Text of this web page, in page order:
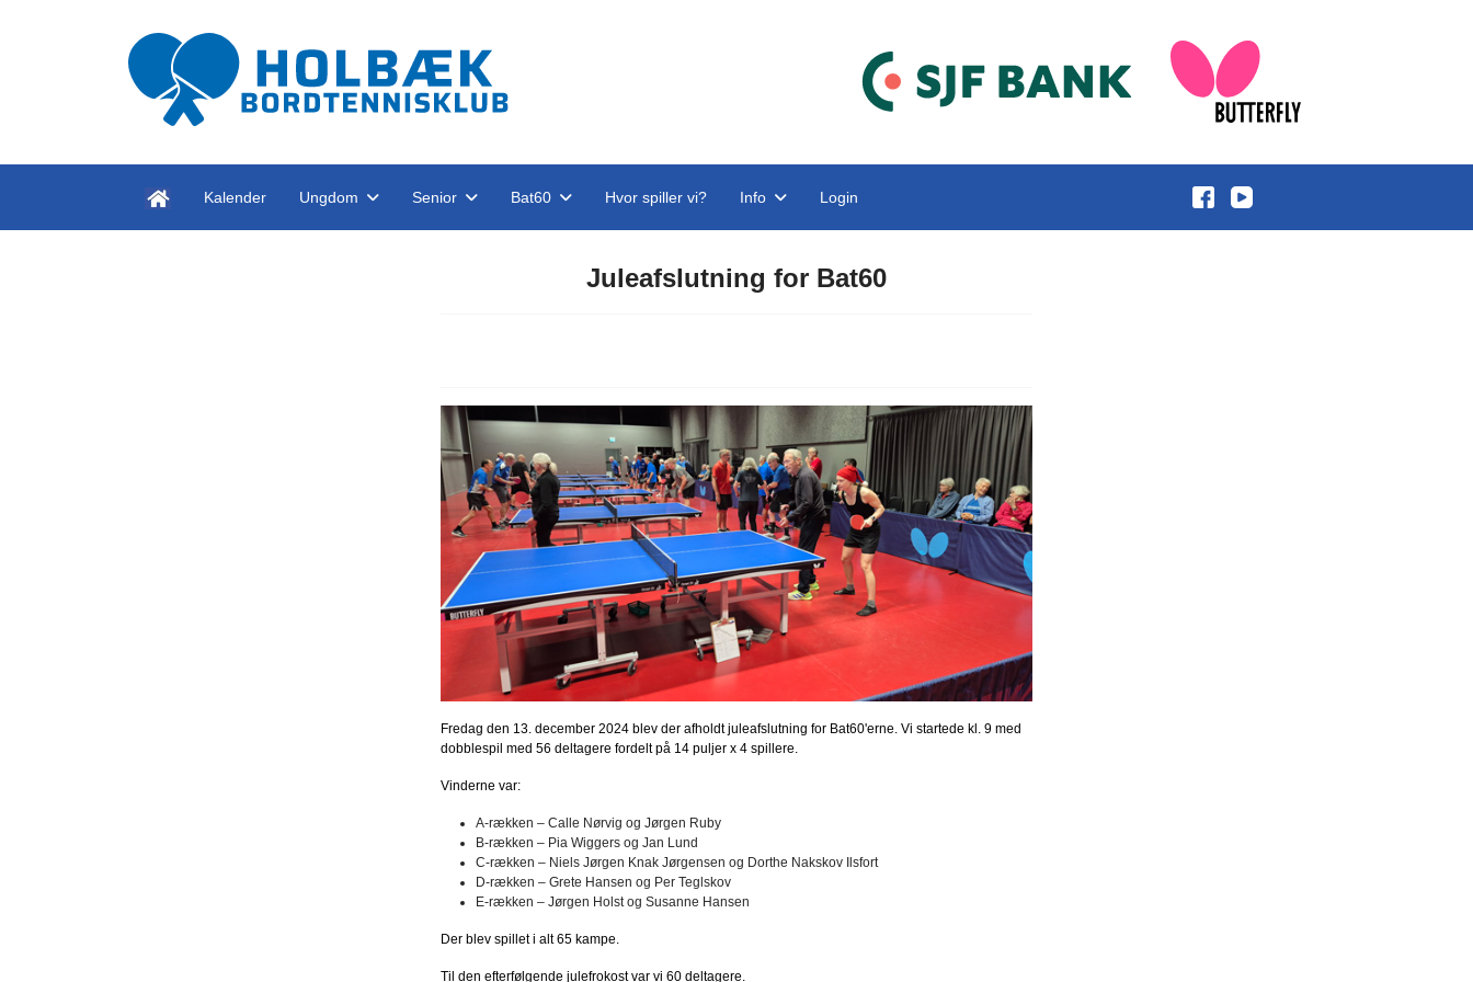
Kalender Ungdom Senior Bat60 Hvor spiller vi? Info Login
Juleafslutning for Bat60
Fredag den 13. december 2024 blev der afholdt juleafslutning for Bat60'erne. Vi startede kl. 9 med
dobblespil med 56 deltagere fordelt på 14 puljer x 4 spillere.
Vinderne var:
A-rækken – Calle Nørvig og Jørgen Ruby
B-rækken – Pia Wiggers og Jan Lund
C-rækken – Niels Jørgen Knak Jørgensen og Dorthe Nakskov Ilsfort
D-rækken – Grete Hansen og Per Teglskov
E-rækken – Jørgen Holst og Susanne Hansen
Der blev spillet i alt 65 kampe.
Til den efterfølgende julefrokost var vi 60 deltagere.